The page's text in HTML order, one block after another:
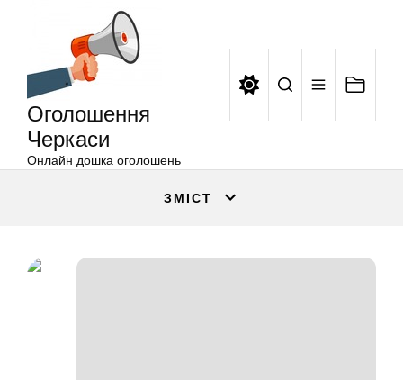
Оголошення
Черкаси
Онлайн дошка оголошень
ЗМІСТ